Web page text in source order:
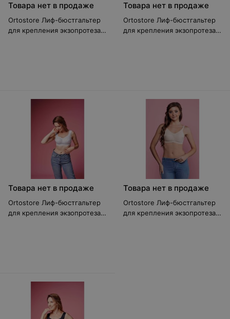
Товара нет в продаже
Ortostore Лиф-бюстгальтер
для крепления экзопротеза
Товара нет в продаже
Ortostore Лиф-бюстгальтер
для крепления экзопротеза
Товара нет в продаже
Ortostore Лиф-бюстгальтер
для крепления экзопротеза
Товара нет в продаже
Ortostore Лиф-бюстгальтер
для крепления экзопротеза